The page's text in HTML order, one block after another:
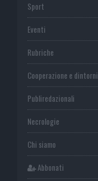
Sport
Eventi
Rubriche
Cooperazione e dintorni
Publiredazionali
Necrologie
Chi siamo
Abbonati